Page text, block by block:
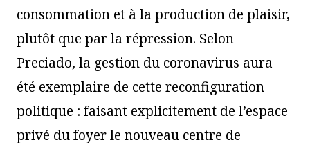
consommation et à la production de plaisir,
plutôt que par la répression. Selon
Preciado, la gestion du coronavirus aura
été exemplaire de cette reconfiguration
politique : faisant explicitement de l’espace
privé du foyer le nouveau centre de